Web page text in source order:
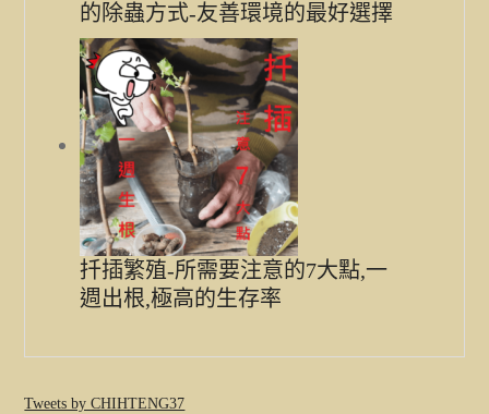
的除蟲方式-友善環境的最好選擇
扦插繁殖-所需要注意的7大點,一
週出根,極高的生存率
Tweets by CHIHTENG37